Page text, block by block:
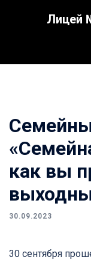
Лицей
как вы
30.09.2023
30 сентября